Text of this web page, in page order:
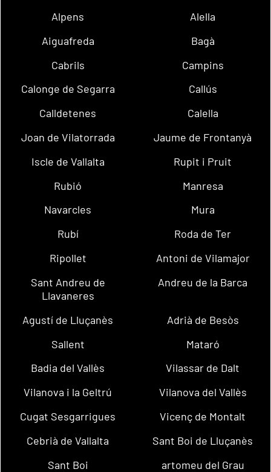
Alpens
Alella
Aiguafreda
Bagà
Cabrils
Campins
Calonge de Segarra
Callús
Calldetenes
Calella
Joan de Vilatorrada
Jaume de Frontanyà
Iscle de Vallalta
Rupit i Pruit
Rubió
Manresa
Navarcles
Mura
Rubí
Roda de Ter
Ripollet
Antoni de Vilamajor
Sant Andreu de
Llavaneres
Andreu de la Barca
Agustí de Lluçanès
Adrià de Besòs
Sallent
Mataró
Badia del Vallès
Vilassar de Dalt
Vilanova i la Geltrú
Vilanova del Vallès
Cugat Sesgarrigues
Vicenç de Montalt
Cebrià de Vallalta
Sant Boi de Lluçanès
Sant Boi
artomeu del Grau